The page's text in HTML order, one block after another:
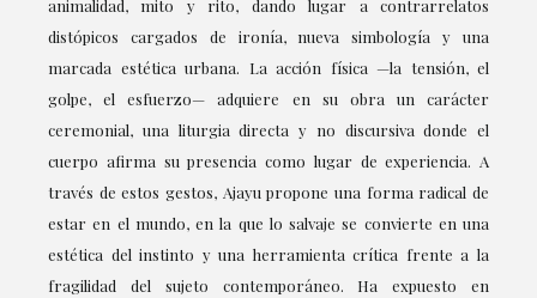
animalidad, mito y rito, dando lugar a contrarrelatos
distópicos cargados de ironía, nueva simbología y una
marcada estética urbana. La acción física —la tensión, el
golpe, el esfuerzo— adquiere en su obra un carácter
ceremonial, una liturgia directa y no discursiva donde el
cuerpo afirma su presencia como lugar de experiencia. A
través de estos gestos, Ajayu propone una forma radical de
estar en el mundo, en la que lo salvaje se convierte en una
estética del instinto y una herramienta crítica frente a la
fragilidad del sujeto contemporáneo. Ha expuesto en